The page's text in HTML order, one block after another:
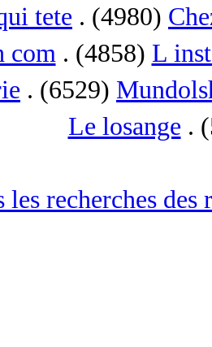
tete . (4980)
com. (4858) L
. (6529)
Le losange .
les recherches